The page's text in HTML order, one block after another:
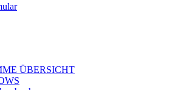
ÜBERSICHT